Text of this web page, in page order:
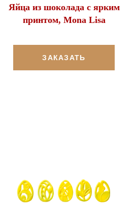
Яйца из шоколада с ярким
принтом, Mona Lisa
ЗАКАЗАТЬ